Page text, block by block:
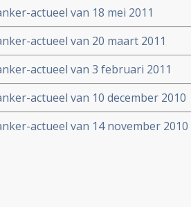
actueel van 18 mei 2011
actueel van 20 maart 2011
actueel van 3 februari 2011
actueel van 10 december 2010
actueel van 14 november 2010